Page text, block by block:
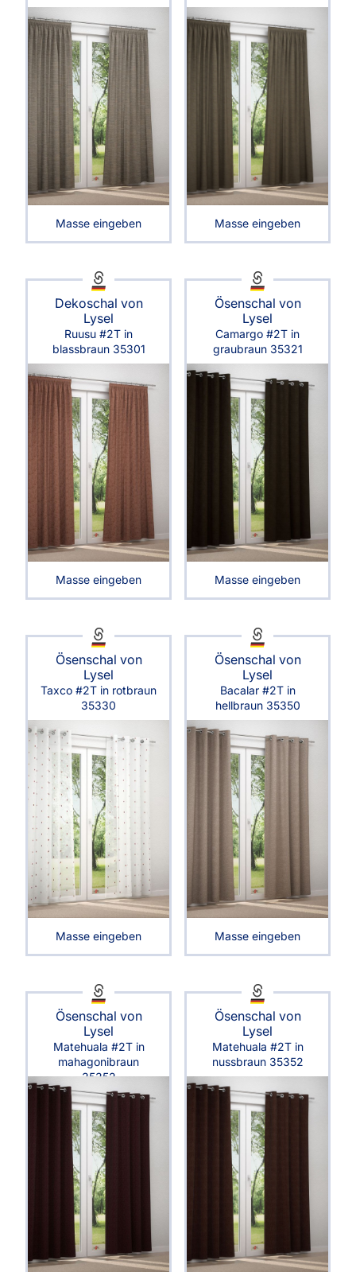
Masse eingeben Masse eingeben
Dekoschal von
Lysel
Ruusu #2T in
blassbraun 35301
Masse eingeben
Ösenschal von
Lysel
Camargo #2T in
graubraun 35321
Masse eingeben
Ösenschal von
Lysel
Taxco #2T in rotbraun
35330
Masse eingeben
Ösenschal von
Lysel
Bacalar #2T in
hellbraun 35350
Masse eingeben
Ösenschal von
Lysel
Matehuala #2T in
mahagonibraun
35352
Ösenschal von
Lysel
Matehuala #2T in
nussbraun 35352